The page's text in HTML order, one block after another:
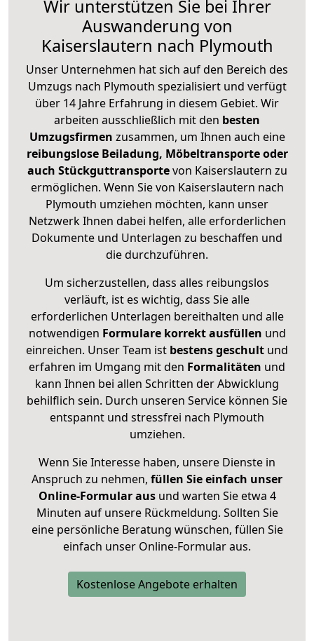
Wir unterstützen Sie bei Ihrer
Auswanderung von
Kaiserslautern nach Plymouth
Unser Unternehmen hat sich auf den Bereich des
Umzugs nach Plymouth spezialisiert und verfügt
über 14 Jahre Erfahrung in diesem Gebiet. Wir
arbeiten ausschließlich mit den besten
Umzugsfirmen zusammen, um Ihnen auch eine
reibungslose Beiladung, Möbeltransporte oder
auch Stückguttransportevon Kaiserslautern zu
ermöglichen. Wenn Sie von Kaiserslautern nach
Plymouth umziehen möchten, kann unser
Netzwerk Ihnen dabei helfen, alle erforderlichen
Dokumente und Unterlagen zu beschaffen und
die durchzuführen.
Um sicherzustellen, dass alles reibungslos
verläuft, ist es wichtig, dass Sie alle
erforderlichen Unterlagen bereithalten und alle
notwendigen Formulare korrekt ausfüllen und
einreichen. Unser Team ist bestens geschult und
erfahren im Umgang mit den Formalitäten und
kann Ihnen bei allen Schritten der Abwicklung
behilflich sein. Durch unseren Service können Sie
entspannt und stressfrei nach Plymouth
umziehen.
Wenn Sie Interesse haben, unsere Dienste in
Anspruch zu nehmen, füllen Sie einfach unser
Online-Formular ausund warten Sie etwa 4
Minuten auf unsere Rückmeldung. Sollten Sie
eine persönliche Beratung wünschen, füllen Sie
einfach unser Online-Formular aus.
Kostenlose Angebote erhalten